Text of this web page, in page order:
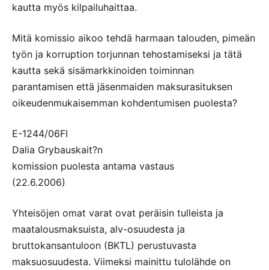
kautta myös kilpailuhaittaa.
Mitä komissio aikoo tehdä harmaan talouden, pimeän
työn ja korruption torjunnan tehostamiseksi ja tätä
kautta sekä sisämarkkinoiden toiminnan
parantamisen että jäsenmaiden maksurasituksen
oikeudenmukaisemman kohdentumisen puolesta?
E-1244/06FI
Dalia Grybauskait?n
komission puolesta antama vastaus
(22.6.2006)
Yhteisöjen omat varat ovat peräisin tulleista ja
maatalousmaksuista, alv-osuudesta ja
bruttokansantuloon (BKTL) perustuvasta
maksuosuudesta. Viimeksi mainittu tulolähde on